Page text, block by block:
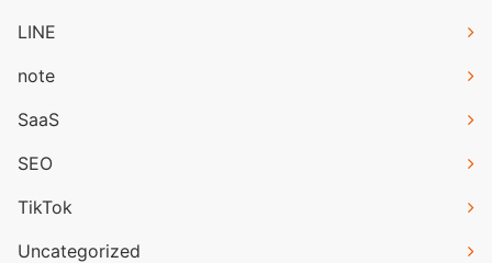
LINE
note
SaaS
SEO
TikTok
Uncategorized